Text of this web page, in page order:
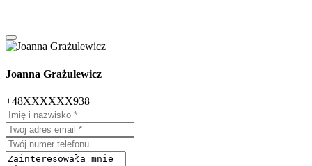
Joanna Grażulewicz
+48XXXXXX938